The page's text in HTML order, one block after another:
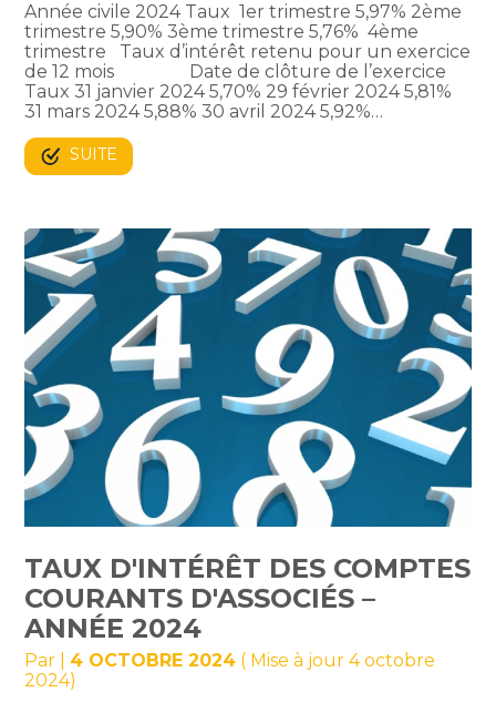
Année civile 2024 Taux 1er trimestre 5,97% 2ème
trimestre 5,90% 3ème trimestre 5,76% 4ème
trimestre Taux d’intérêt retenu pour un exercice
de 12 mois Date de clôture de l’exercice
Taux 31 janvier 2024 5,70% 29 février 2024 5,81%
31 mars 2024 5,88% 30 avril 2024 5,92%…
SUITE
TAUX D'INTÉRÊT DES COMPTES
COURANTS D'ASSOCIÉS –
ANNÉE 2024
Par 4 OCTOBRE 2024 ( Mise à jour 4 octobre
2024)